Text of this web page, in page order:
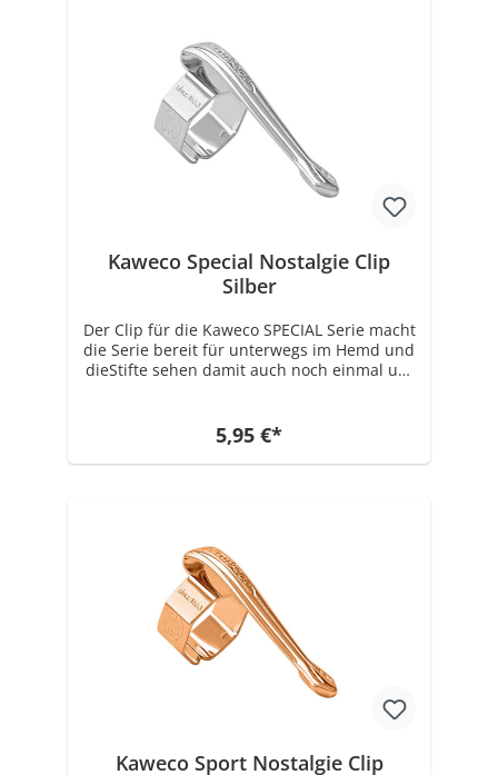
Zusammenfassung - Kaweco LILIPUT Clip -
Passend für alle LILIPUT Füllhalter und
Kappenkugelschreiber - Aus Bronze
gefertigt und nicht beschichtet
Kaweco Special Nostalgie Clip
Silber
Der Clip für die Kaweco SPECIAL Serie macht
die Serie bereit für unterwegs im Hemd und
dieStifte sehen damit auch noch einmal um
Serie von Kaweco. Außerdem ist dieser Clip
der einzig passende für die Kaweco
Bleistifthülle Grip für Apple Pencil. In der
damals hergestellt wurden, waren ohne
Clip. Zum Aufschieben war allerdings keiner
dabei, da damals die Schreibgeräte
teilweise noch individuell angefertigt
wurden und somit der Clip fest verbaut
werden konnte, auf Kundenwunsch.
5,95 €*
Kaweco Sport Nostalgie Clip